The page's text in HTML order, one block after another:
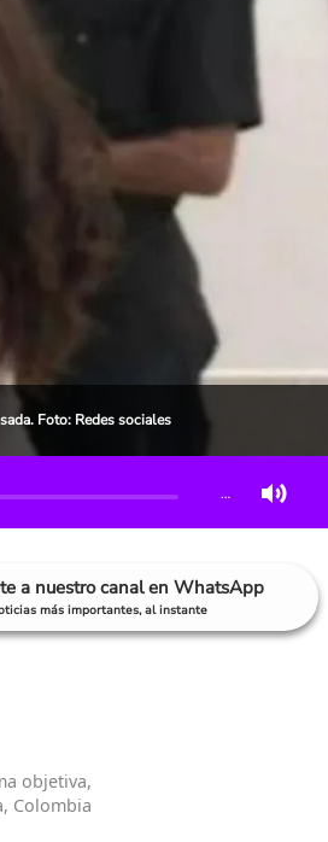
Foto: Redes sociales
…
a nuestro canal en WhatsApp
más importantes, al instante
objetiva,
Colombia